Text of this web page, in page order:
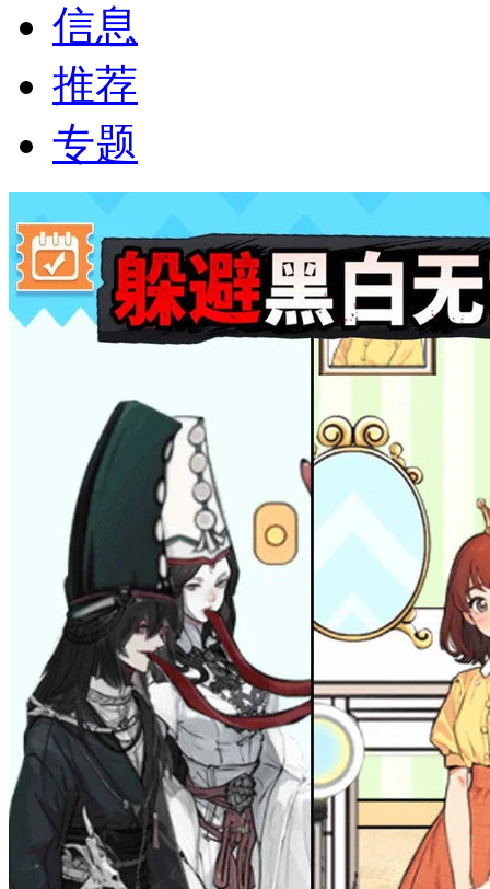
信息
推荐
专题